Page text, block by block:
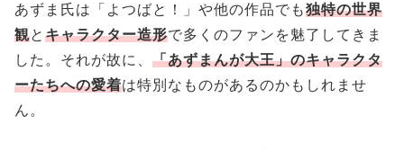
あずま氏は「よつばと！」や他の作品でも独特の世界
観と キャラクター造形で多くのファンを魅了してきま
した。それが故に、 「あずまんが大王」のキャラクタ
ーたちへの愛着は特別なものがあるのかもしれませ
ん。